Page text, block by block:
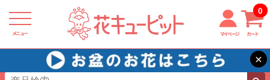
メニュー マイページ カート
0
×